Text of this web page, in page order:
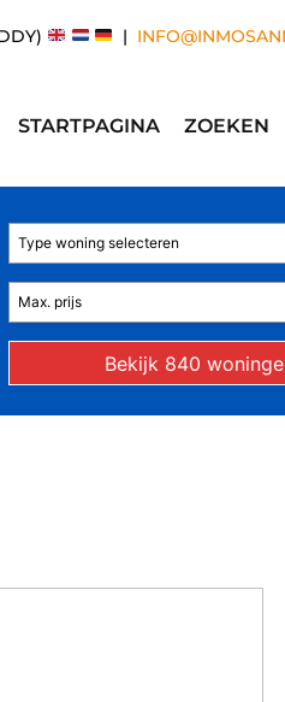
|
STARTPAGINA ZOEKEN
Type woning selecteren